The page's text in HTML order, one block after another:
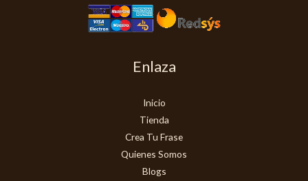
Enlaza
Inicio
Tienda
Crea Tu Frase
Quienes Somos
Blogs